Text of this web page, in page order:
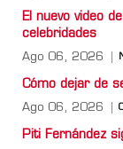
El nuevo video
celebridades
Ago 06, 2026
Cómo dejar de
Ago 06, 2026
Piti Fernández